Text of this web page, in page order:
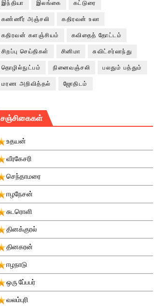
இந்தியா இலங்கை கட்டுரை
கண்ணீர் அஞ்சலி கதிரவன் உலா
கதிரவன் களஞ்சியம் கவிதைத் தோட்டம்
சிறப்பு செய்திகள் சினிமா சுவிட்சர்லாந்து
தொழில்நுட்பம் நினைவஞ்சலி பலதும் பத்தும்
மரண அறிவித்தல் ஜோதிடம்
சஞ்சிகைகள்
உதயன்
வீரகேசரி
செந்தாமரை
ஈழநேசன்
சுடரொளி
தினக்குரல்
தினகரன்
ஈழநாடு
ஒரு பே்பபர்
வலம்புரி